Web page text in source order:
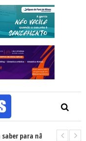
não ter problemas nas